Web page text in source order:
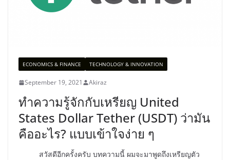
ECONOMICS & FINANCE TECHNOLOGY & INNOVATION
September 19, 2021 Akiraz
ทำความรู้จักกับเหรียญ United
States Dollar Tether (USDT) ว่ามัน
คืออะไร? แบบเข้าใจง่าย ๆ
สวัสดีอีกครั้งครับ บทความนี้ ผมจะมาพูดถึงเหรียญตัว